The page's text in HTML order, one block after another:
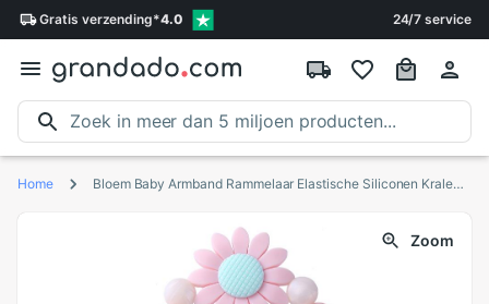
Gratis verzending*4.0 24/7 service
Home Bloem Baby Armband Rammelaar Elastische Siliconen Kralen Armbanden Baby Bijtring
Zoom